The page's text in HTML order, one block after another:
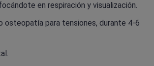
en respiración y visualización.
osteopatía para tensiones, durante 4-6